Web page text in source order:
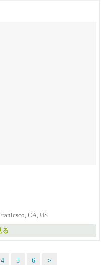
CA, US
る
4 5 6 >